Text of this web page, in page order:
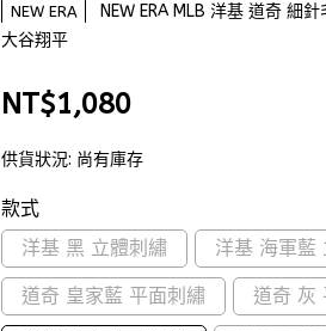
NEW ERA
NEW ERA MLB 洋基 道奇 細
大谷翔平
NT$1,080
供貨狀況: 尚有庫存
款式
洋基 黑 立體刺繡
洋基 海軍藍
道奇 皇家藍 平面刺繡 道奇 灰